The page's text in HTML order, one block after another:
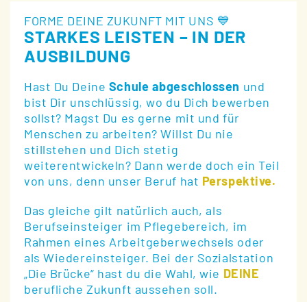
FORME DEINE ZUKUNFT MIT UNS 💙
STARKES LEISTEN – IN DER
AUSBILDUNG
Hast Du Deine Schule abgeschlossen und
bist Dir unschlüssig, wo du Dich bewerben
sollst? Magst Du es gerne mit und für
Menschen zu arbeiten? Willst Du nie
stillstehen und Dich stetig
weiterentwickeln? Dann werde doch ein Teil
von uns, denn unser Beruf hat Perspektive.
Das gleiche gilt natürlich auch, als
Berufseinsteiger im Pflegebereich, im
Rahmen eines Arbeitgeberwechsels oder
als Wiedereinsteiger. Bei der Sozialstation
„Die Brücke“ hast du die Wahl, wie DEINE
berufliche Zukunft aussehen soll.